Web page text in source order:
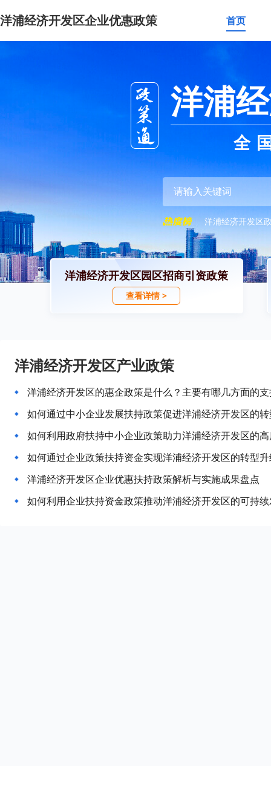
洋浦经济开发区企业优惠政策 首页
洋浦
全
洋浦经济开发区
洋浦经济开发区园区招商引资政策
查看详情 >
洋浦经济开发区产业政策
洋浦经济开发区的惠企政策是什么？主要有哪几方面的
如何通过中小企业发展扶持政策促进洋浦经济开发区的
如何利用政府扶持中小企业政策助力洋浦经济开发区的
如何通过企业政策扶持资金实现洋浦经济开发区的转型
洋浦经济开发区企业优惠扶持政策解析与实施成果盘点
如何利用企业扶持资金政策推动洋浦经济开发区的可持